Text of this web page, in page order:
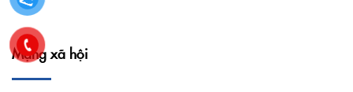
Mạng xã hội